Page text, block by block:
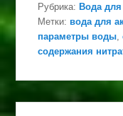
Рубрика: Вода
Метки: вода для
параметры воды ,
содержания